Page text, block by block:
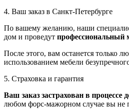
4. Ваш заказ в Санкт-Петербурге
По вашему желанию, наши
дом и проведут профессиональный
После этого, вам останется только
использованием мебели
5. Страховка и гарантия
Ваш заказ застрахован в процессе
любом форс-мажорном случае вы не